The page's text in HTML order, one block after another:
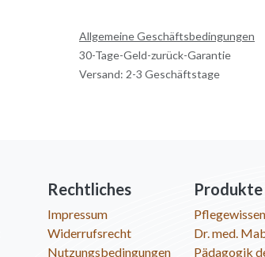
Allgemeine Geschäftsbedingungen
30-Tage-Geld-zurück-Garantie
Versand: 2-3 Geschäftstage
Rechtliches
Impressum
Widerrufsrecht
Nutzungsbedingungen
Produkte
Dr. med.
Pädagogik